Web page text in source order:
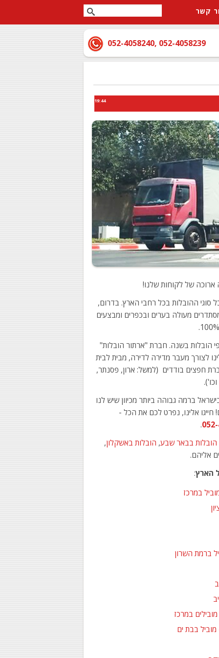
קשר
052-4058239
,
052-4058240
19:44
של לקוחות שלנו!
סוגי ההובלות בכל רחבי הארץ. בדרום,
מעולה בערים ובכפרים ומבצעים
הובלות בשנה. חברת "ארתור הובלות"
לצורך מעבר מדירה לדירה, מבית לבית
חפצים בודדים (למשל: ארון, פסנתר,
ברמה גבוהה ביותר מכיוון שיש לנו
חייגו אלינו, נפרט לכם את הכל -
.
הובלות בבאר שבע, הובלות באשקלון,
אליהם.
הארץ:
במרכז
ברמת השרון
במרכז
מוביל בבת ים